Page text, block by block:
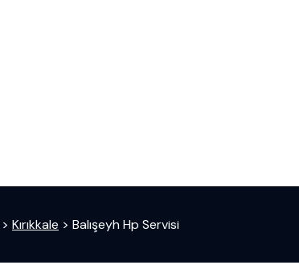
> Kırıkkale > Balışeyh Hp Servisi